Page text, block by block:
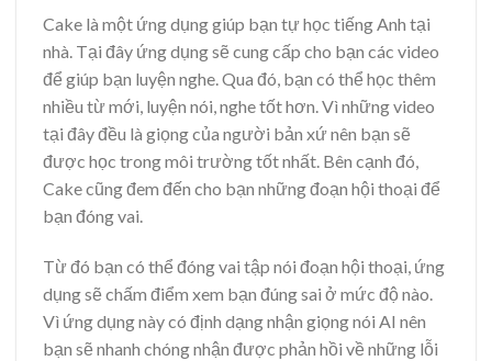
Cake là một ứng dụng giúp bạn tự học tiếng Anh tại
nhà. Tại đây ứng dụng sẽ cung cấp cho bạn các video
để giúp bạn luyện nghe. Qua đó, bạn có thể học thêm
nhiều từ mới, luyện nói, nghe tốt hơn. Vì những video
tại đây đều là giọng của người bản xứ nên bạn sẽ
được học trong môi trường tốt nhất. Bên cạnh đó,
Cake cũng đem đến cho bạn những đoạn hội thoại để
bạn đóng vai.
Từ đó bạn có thể đóng vai tập nói đoạn hội thoại, ứng
dụng sẽ chấm điểm xem bạn đúng sai ở mức độ nào.
Vì ứng dụng này có định dạng nhận giọng nói AI nên
bạn sẽ nhanh chóng nhận được phản hồi về những lỗi